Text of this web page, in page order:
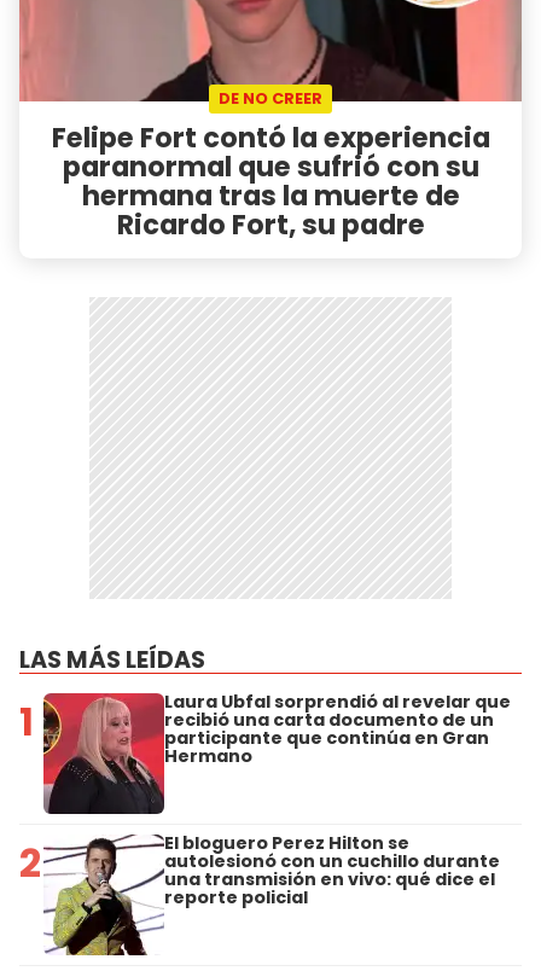
DE NO CREER
Felipe Fort contó la experiencia
paranormal que sufrió con su
hermana tras la muerte de
Ricardo Fort, su padre
LAS MÁS LEÍDAS
1 Laura Ubfal sorprendió al revelar que
recibió una carta documento de un
participante que continúa en Gran
Hermano
2 El bloguero Perez Hilton se
autolesionó con un cuchillo durante
una transmisión en vivo: qué dice el
reporte policial